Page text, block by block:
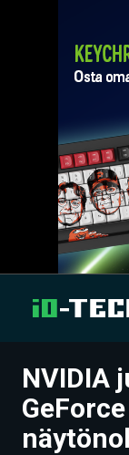
UUTISET
ARTIKKELIT
NVIDIA